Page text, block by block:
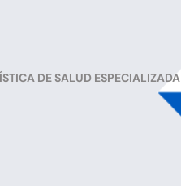
DE SALUD ESPECIALIZADA